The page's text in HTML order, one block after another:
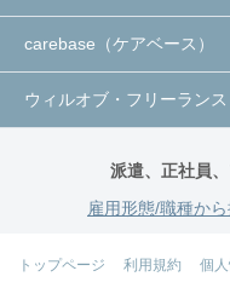
carebase（ケアベース）
ウィルオブ・フリーランス
派遣、正社員
雇用形態/職種か
トップページ 利用規約 個